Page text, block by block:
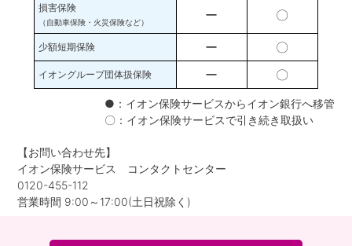
損害保険
（自動車保険・火災保険など） ー 〇
少額短期保険 ー 〇
イオングループ団体扱保険 ー 〇
●：イオン保険サービスからイオン銀行へ移管
〇：イオン保険サービスで引き続き取扱い
【お問い合わせ先】
イオン保険サービス コンタクトセンター
0120-455-112
営業時間 9:00～17:00(土日祝除く)